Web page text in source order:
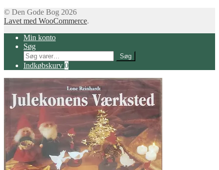
© Den Gode Bog 2026
Lavet med WooCommerce.
Min konto
Søg
Søg
efter:
Søg
Indkøbskurv 0